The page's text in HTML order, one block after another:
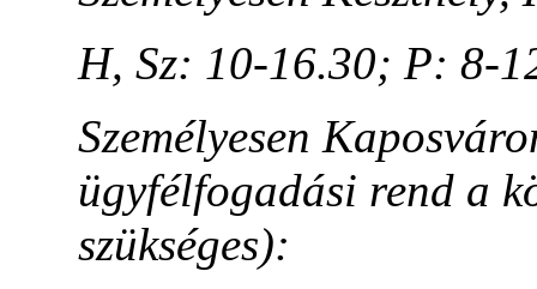
H, Sz: 10-16.30; P: 8-
Személyesen
ügyfélfogadási rend a
szükséges):